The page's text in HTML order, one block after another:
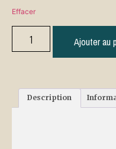
Effacer
Ajouter au
Description